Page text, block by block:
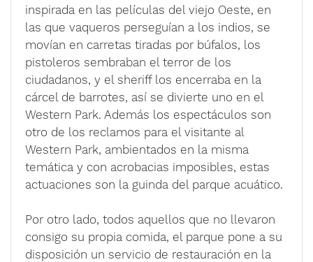
inspirada en las películas del viejo Oeste, en
las que vaqueros perseguían a los indios, se
movían en carretas tiradas por búfalos, los
pistoleros sembraban el terror de los
ciudadanos, y el sheriff los encerraba en la
cárcel de barrotes, así se divierte uno en el
Western Park. Además los espectáculos son
otro de los reclamos para el visitante al
Western Park, ambientados en la misma
temática y con acrobacias imposibles, estas
actuaciones son la guinda del parque acuático.
Por otro lado, todos aquellos que no llevaron
consigo su propia comida, el parque pone a su
disposición un servicio de restauración en la